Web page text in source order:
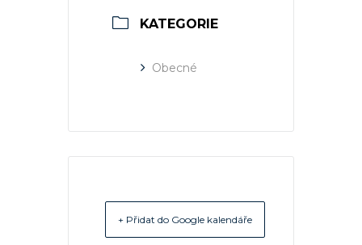
KATEGORIE
Obecné
+ Přidat do Google kalendáře